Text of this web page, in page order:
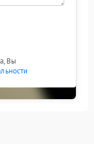
Вы